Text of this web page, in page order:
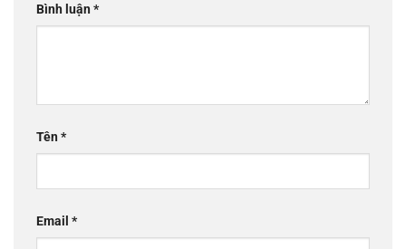
Bình luận*
Tên*
Email *